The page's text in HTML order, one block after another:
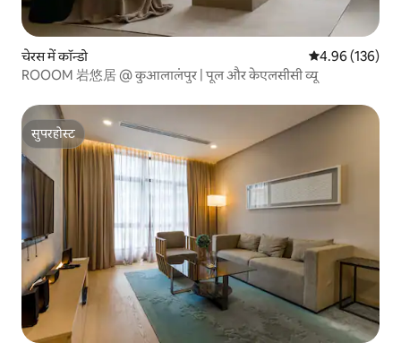
चेरस में कॉन्डो औसत रेटिंग 5 में से
4.96 (136)
ROOOM 岩悠居 @ कुआलालंपुर | पूल और केएलसीसी व्यू
सुपरहोस्ट
सुपरहोस्ट